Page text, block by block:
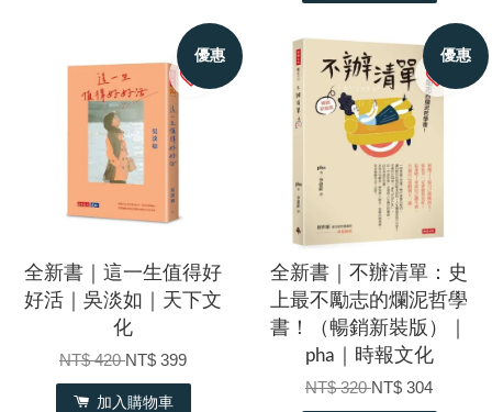
優惠
全新書｜這一生值得好
好活｜吳淡如｜天下文
化
NT$ 420NT$ 399
加入購物車
優惠
全新書｜不辦清單：史
上最不勵志的爛泥哲學
書！（暢銷新裝版）｜
pha｜時報文化
NT$ 320NT$ 304